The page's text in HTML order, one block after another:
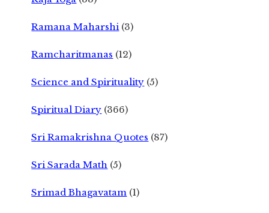
Ramana Maharshi (3)
Ramcharitmanas (12)
Science and Spirituality (5)
Spiritual Diary (366)
Sri Ramakrishna Quotes (87)
Sri Sarada Math (5)
Srimad Bhagavatam (1)